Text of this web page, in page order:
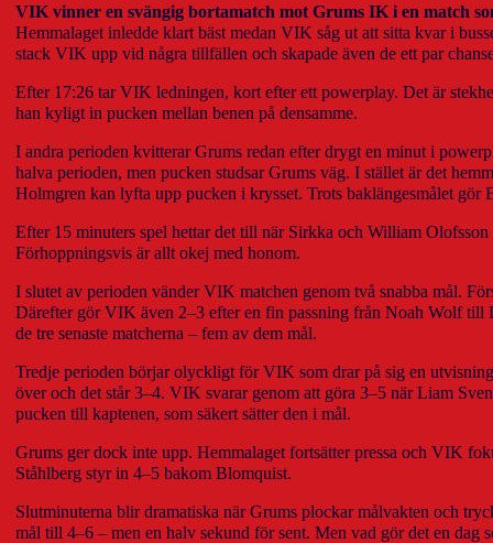
VIK vinner en svängig bortamatch mot Grums IK i en match
Hemmalaget inledde klart bäst medan VIK såg ut att sitta kvar i
stack VIK upp vid några tillfällen och skapade även de ett par
Efter 17:26 tar VIK ledningen, kort efter ett powerplay. Det är
han kyligt in pucken mellan benen på densamme.
I andra perioden kvitterar Grums redan efter drygt en minut i
halva perioden, men pucken studsar Grums väg. I stället är det
Holmgren kan lyfta upp pucken i krysset. Trots baklängesmålet
Efter 15 minuters spel hettar det till när Sirkka och William
Förhoppningsvis är allt okej med honom.
I slutet av perioden vänder VIK matchen genom två snabba mål.
Därefter gör VIK även 2–3 efter en fin passning från Noah Wolf till
de tre senaste matcherna – fem av dem mål.
Tredje perioden börjar olyckligt för VIK som drar på sig en
över och det står 3–4. VIK svarar genom att göra 3–5 när Liam
pucken till kaptenen, som säkert sätter den i mål.
Grums ger dock inte upp. Hemmalaget fortsätter pressa och VIK
Ståhlberg styr in 4–5 bakom Blomquist.
Slutminuterna blir dramatiska när Grums plockar målvakten och
mål till 4–6 – men en halv sekund för sent. Men vad gör det en dag